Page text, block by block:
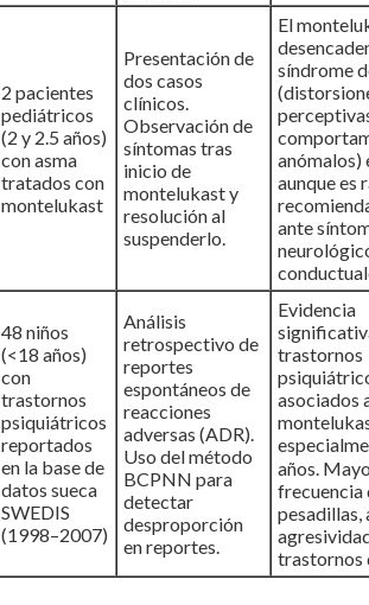
2 pacientes
pediátricos
(2 y 2.5 años)
con asma
tratados con
montelukast
Presentación de
dos casos
clínicos.
Observación de
síntomas tras
inicio de
montelukast y
resolución al
suspenderlo.
El
síndrome
anómalos)
aunque es
ante
48 niños
(<18 años)
con
trastornos
psiquiátricos
reportados
en la base de
datos sueca
SWEDIS
(1998–2007)
Análisis
retrospectivo de
reportes
espontáneos de
reacciones
adversas (ADR).
Uso del método
BCPNN para
detectar
desproporción
en reportes.
Evidencia
trastornos
asociados
años.
frecuencia
pesadillas,
trastornos